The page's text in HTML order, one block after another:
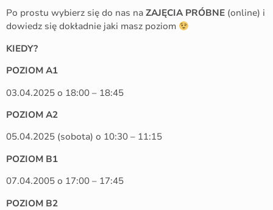
Po prostu wybierz się do nas na ZAJĘCIA PRÓBNE (online) i
dowiedz się dokładnie jaki masz poziom
KIEDY?
POZIOM A1
03.04.2025 o 18:00 – 18:45
POZIOM A2
05.04.2025 (sobota) o 10:30 – 11:15
POZIOM B1
07.04.2005 o 17:00 – 17:45
POZIOM B2